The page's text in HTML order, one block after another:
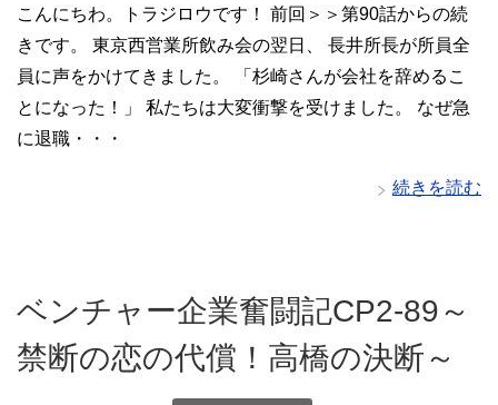
こんにちわ。トラジロウです！ 前回＞＞第90話からの続
きです。 東京西営業所飲み会の翌日、 長井所長が所員全
員に声をかけてきました。 「杉崎さんが会社を辞めるこ
とになった！」 私たちは大変衝撃を受けました。 なぜ急
に退職・・・
続きを読む
ベンチャー企業奮闘記CP2-89～
禁断の恋の代償！高橋の決断～